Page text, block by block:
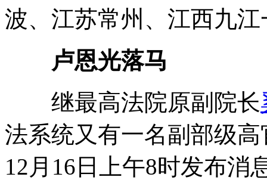
波、江苏常州、江西九
卢恩光落马
继最高法院原副院长
法系统又有一名副部级
12月16日上午8时发布消